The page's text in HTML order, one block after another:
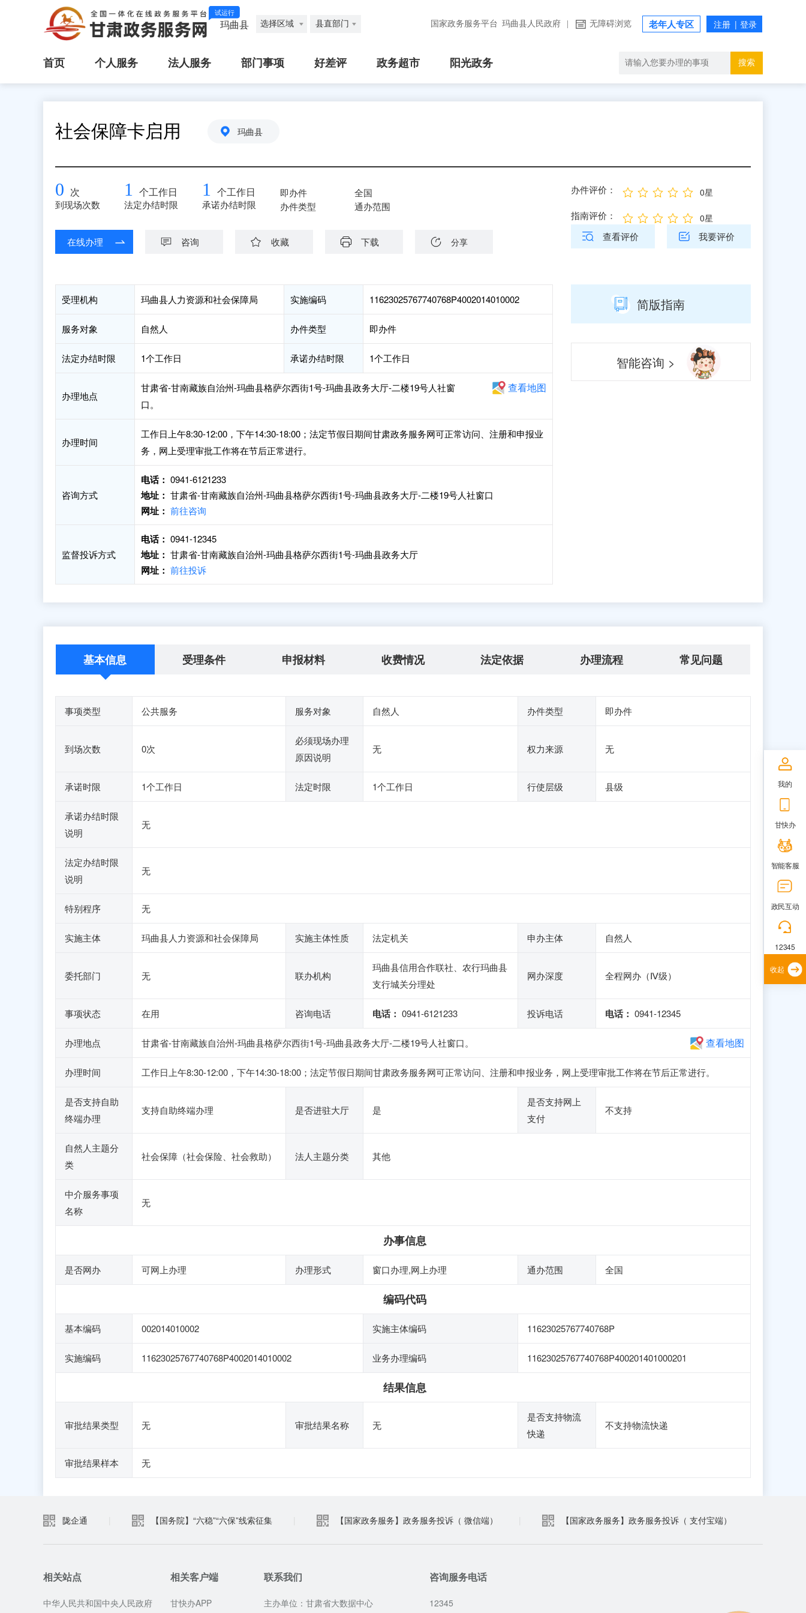
试运行
玛曲县 选择区域 县直部门 国家政务服务平台 玛曲县人民政府 无障碍浏览 老年人专区
首页 个人服务 法人服务 部门事项 好差评 政务超市 阳光政务 搜索
社会保障卡启用 玛曲县
0 次
到现场次数
1 个工作日
法定办结时限
1 个工作日
承诺办结时限
即办件
办件类型
全国
通办范围
在线办理 咨询 收藏 下载 分享
办件评价： 0星
指南评价： 0星
查看评价 我要评价
受理机构 玛曲县人力资源和社会保障局 实施编码 11623025767740768P4002014010002
服务对象 自然人 办件类型 即办件
法定办结时限 1个工作日 承诺办结时限 1个工作日
办理地点
甘肃省-甘南藏族自治州-玛曲县格萨尔西街1号-玛曲县政务大厅-二楼19号人社窗
口。
查看地图
办理时间
工作日上午8:30-12:00，下午14:30-18:00；法定节假日期间甘肃政务服务网可正常访问、注册和申报业
务，网上受理审批工作将在节后正常进行。
咨询方式
电话： 0941-6121233
地址： 甘肃省-甘南藏族自治州-玛曲县格萨尔西街1号-玛曲县政务大厅-二楼19号人社窗口
网址： 前往咨询
监督投诉方式
电话： 0941-12345
地址： 甘肃省-甘南藏族自治州-玛曲县格萨尔西街1号-玛曲县政务大厅
网址： 前往投诉
简版指南
智能咨询 >
基本信息 受理条件 申报材料 收费情况 法定依据 办理流程 常见问题
事项类型 公共服务 服务对象 自然人 办件类型 即办件
到场次数 0次
必须现场办理
原因说明
无 权力来源 无
承诺时限 1个工作日 法定时限 1个工作日 行使层级 县级
承诺办结时限
说明
无
法定办结时限
说明
无
特别程序 无
实施主体 玛曲县人力资源和社会保障局 实施主体性质 法定机关 申办主体 自然人
委托部门 无 联办机构
玛曲县信用合作联社、农行玛曲县
支行城关分理处
网办深度 全程网办（Ⅳ级）
事项状态 在用 咨询电话 电话： 0941-6121233 投诉电话 电话： 0941-12345
办理地点 甘肃省-甘南藏族自治州-玛曲县格萨尔西街1号-玛曲县政务大厅-二楼19号人社窗口。 查看地图
办理时间 工作日上午8:30-12:00，下午14:30-18:00；法定节假日期间甘肃政务服务网可正常访问、注册和申报业务，网上受理审批工作将在节后正常进行。
是否支持自助
终端办理
支持自助终端办理 是否进驻大厅 是
是否支持网上
支付
不支持
自然人主题分
类
社会保障（社会保险、社会救助） 法人主题分类 其他
中介服务事项
名称
无
办事信息
是否网办 可网上办理 办理形式 窗口办理,网上办理 通办范围 全国
编码代码
基本编码 002014010002 实施主体编码 11623025767740768P
实施编码 11623025767740768P4002014010002 业务办理编码 11623025767740768P400201401000201
结果信息
审批结果类型 无 审批结果名称 无
是否支持物流
快递
不支持物流快递
审批结果样本 无
陇企通 【国务院】“六稳”“六保”线索征集 【国家政务服务】政务服务投诉（ 微信端） 【国家政务服务】政务服务投诉（ 支付宝端）
相关站点
中华人民共和国中央人民政府
相关客户端
甘快办APP
联系我们
主办单位：甘肃省大数据中心
咨询服务电话
12345
我的
甘快办
智能客服
政民互动
12345
收起